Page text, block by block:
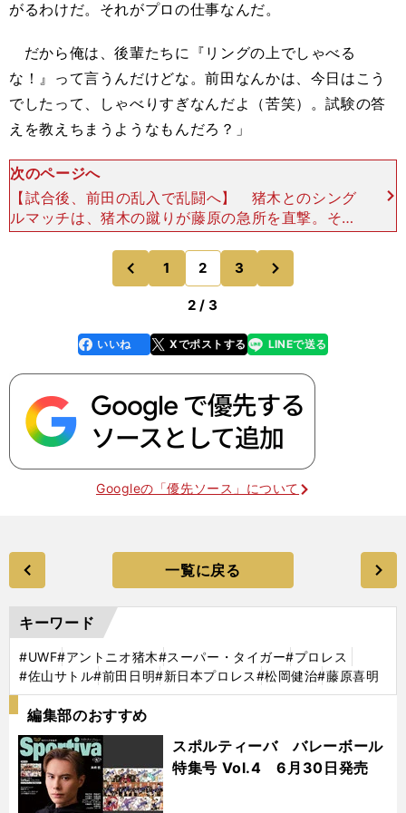
がるわけだ。それがプロの仕事なんだ。
だから俺は、後輩たちに『リングの上でしゃべる
な！』って言うんだけどな。前田なんかは、今日はこう
でしたって、しゃべりすぎなんだよ（苦笑）。試験の答
えを教えちまうようなもんだろ？」
次のページへ
【試合後、前田の乱入で乱闘へ】 猪木とのシング
ルマッチは、猪木の蹴りが藤原の急所を直撃。その
あとのスリーパーホールドで、猪木が藤原を絞め落
とした。「あの急所蹴りが、どうかって？ 俺にと
ってラッキー
前
のページへ
1 2 3
2 / 3
faceboo
k
いいね Xでポストする
line LINEで送る
Googleの「優先ソース」について
一覧に戻る
キーワード
#UWF#アントニオ猪木#スーパー・タイガー#プロレス
#佐山サトル#前田日明#新日本プロレス#松岡健治#藤原喜明
編集部のおすすめ
スポルティーバ バレーボール
特集号 Vol.4 6月30日発売